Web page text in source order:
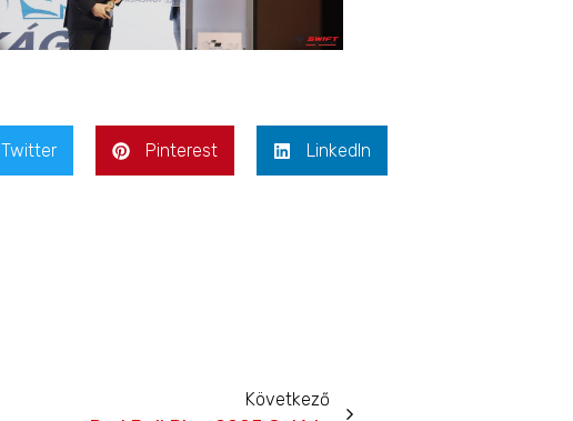
Twitter Pinterest LinkedIn
Következő